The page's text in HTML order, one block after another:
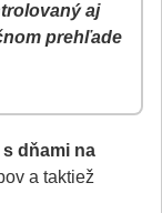
aj
prehľade
dňami na
a taktiež